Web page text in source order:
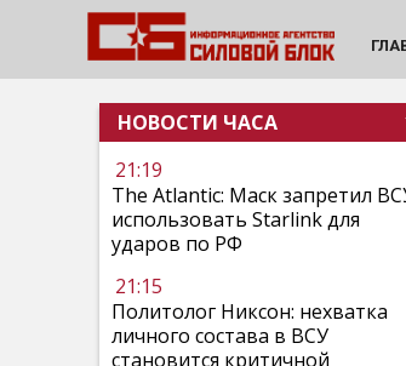
НОВОСТИ ЧАСА
21:19
The Atlantic: Маск запретил
использовать Starlink для
ударов по РФ
21:15
Политолог Никсон: нехватка
личного состава в ВСУ
становится критичной